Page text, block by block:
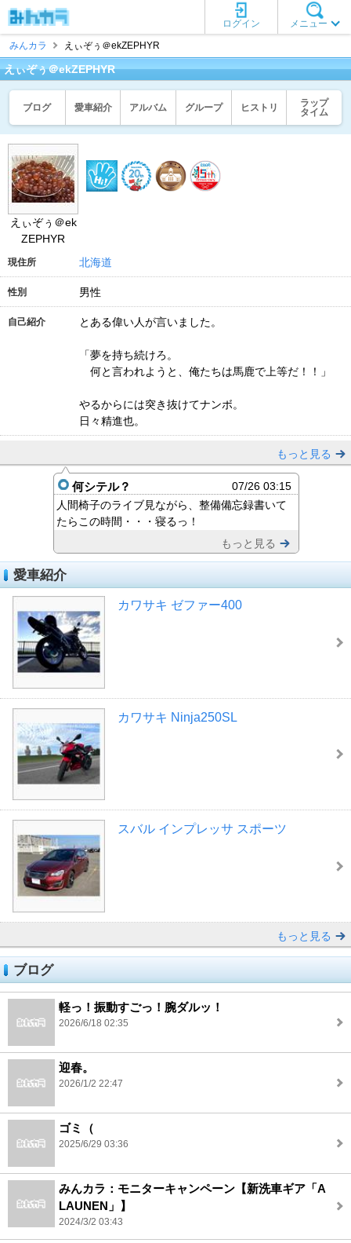
メニュー
ログイン
みんカラ
えぃぞぅ＠ekZEPHYR
えぃぞぅ＠ekZEPHYR
ブログ 愛車紹介 アルバム グループ ヒストリ
ラップ
タイム
えぃぞぅ＠ek
ZEPHYR
現住所 北海道
性別 男性
自己紹介 とある偉い人が言いました。
「夢を持ち続けろ。
何と言われようと、俺たちは馬鹿で上等だ！！」
やるからには突き抜けてナンボ。
日々精進也。
もっと見る
何シテル？
07/26 03:15
人間椅子のライブ見ながら、整備備忘録書いて
たらこの時間・・・寝るっ！
もっと見る
愛車紹介
カワサキ ゼファー400
カワサキ Ninja250SL
スバル インプレッサ スポーツ
もっと見る
ブログ
軽っ！振動すごっ！腕ダルッ！
2026/6/18 02:35
迎春。
2026/1/2 22:47
ゴミ（
2025/6/29 03:36
みんカラ：モニターキャンペーン【新洗車ギア「A
LAUNEN」】
2024/3/2 03:43